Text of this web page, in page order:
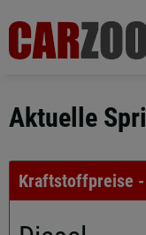
Aktuelle
Kraftstoffpreise